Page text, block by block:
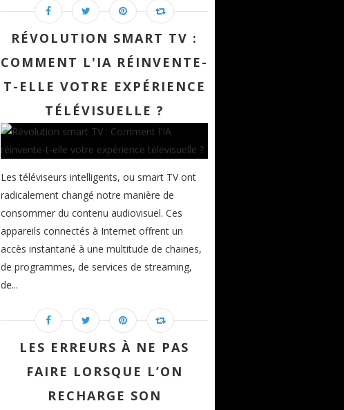
RÉVOLUTION SMART TV :
COMMENT L'IA RÉINVENTE-
T-ELLE VOTRE EXPÉRIENCE
TÉLÉVISUELLE ?
Les téléviseurs intelligents, ou smart TV ont
radicalement changé notre manière de
consommer du contenu audiovisuel. Ces
appareils connectés à Internet offrent un
accès instantané à une multitude de chaines,
de programmes, de services de streaming,
de...
LES ERREURS À NE PAS
FAIRE LORSQUE L’ON
RECHARGE SON